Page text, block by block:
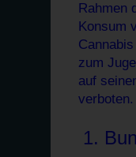
Rahmen
Konsum
zum
auf
verboten.
1.